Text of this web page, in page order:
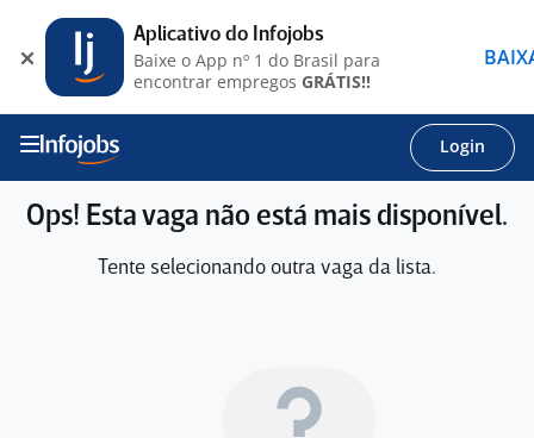
Login
Ops! Esta vaga não está mais disponível.
Tente selecionando outra vaga da lista.
Aplicativo do Infojobs
Baixe o App nº 1 do Brasil para
encontrar empregos GRÁTIS!!